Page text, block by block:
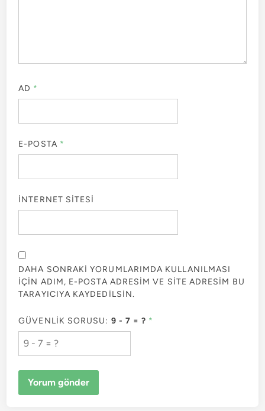
AD *
E-POSTA *
İNTERNET SITESI
DAHA SONRAKI YORUMLARIMDA KULLANILMASI
IÇIN ADIM, E-POSTA ADRESIM VE SITE ADRESIM BU
TARAYICIYA KAYDEDILSIN.
GÜVENLIK SORUSU: 9 - 7 = ? *